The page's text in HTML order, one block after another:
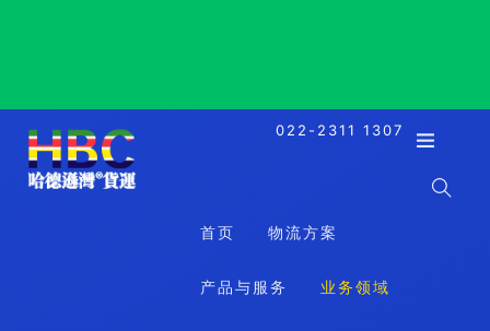
022-2311 1307
首页 物流方案
产品与服务 业务领域